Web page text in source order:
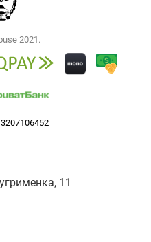
2021.
3207106452
11